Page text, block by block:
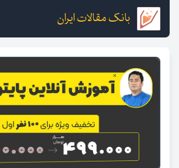
بانک مقالات ایران